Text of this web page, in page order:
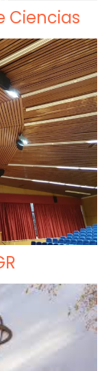
Ciencias